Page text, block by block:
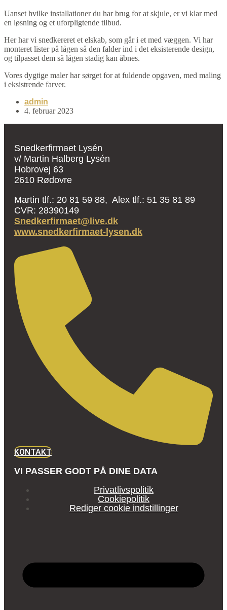
Uanset hvilke installationer du har brug for at skjule, er vi klar med
en løsning og et uforpligtende tilbud.
Her har vi snedkereret et elskab, som går i et med væggen. Vi har
monteret lister på lågen så den falder ind i det eksisterende design,
og tilpasset dem så lågen stadig kan åbnes.
Vores dygtige maler har sørget for at fuldende opgaven, med maling
i eksistrende farver.
admin
4. februar 2023
Snedkerfirmaet Lysén
v/ Martin Halberg Lysén
Hobrovej 63
2610 Rødovre
Martin tlf.: 20 81 59 88, Alex tlf.: 51 35 81 89
CVR: 28390149
Snedkerfirmaet@live.dk
www.snedkerfirmaet-lysen.dk
KONTAKT
VI PASSER GODT PÅ DINE DATA
Privatlivspolitik
Cookiepolitik
Rediger cookie indstillinger